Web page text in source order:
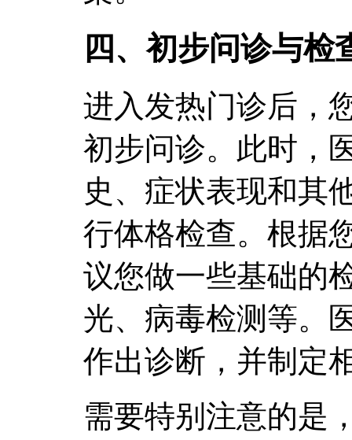
四、初步问诊与检
进入发热门诊后，
初步问诊。此时，
史、症状表现和其
行体格检查。根据
议您做一些基础的
光、病毒检测等。
作出诊断，并制定
需要特别注意的是